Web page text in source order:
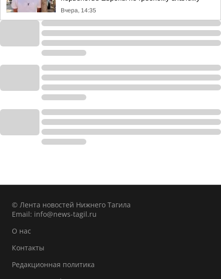
Вчера, 14:35
© Лента новостей Нижнего Тагила
Email: info@news-tagil.ru
О нас
Контакты
Редакционная политика